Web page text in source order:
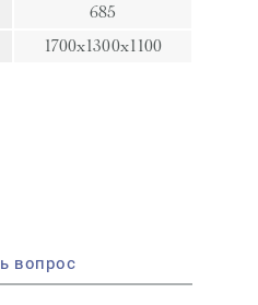
685
1700x1300x1100
вопрос